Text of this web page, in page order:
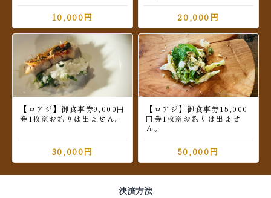
10,000円 20,000円
【ロアジ】御食事券9,000円
券1枚※お釣りは出ません。
30,000円
【ロアジ】御食事券15,000
円券1枚※お釣りは出ませ
ん。
50,000円
決済方法